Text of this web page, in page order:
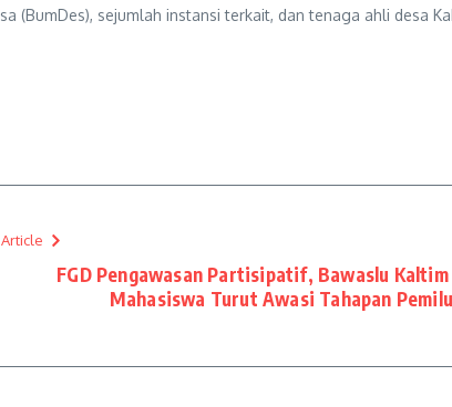
(BumDes), sejumlah instansi terkait, dan tenaga ahli desa
FGD Pengawasan Partisipatif, Bawaslu
Mahasiswa Turut Awasi Tahapan